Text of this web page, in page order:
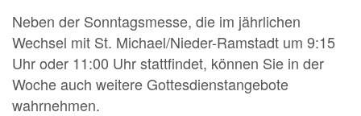
Neben der Sonntagsmesse, die im jährlichen
Wechsel mit St. Michael/Nieder-Ramstadt um 9:15
Uhr oder 11:00 Uhr stattfindet, können Sie in der
Woche auch weitere Gottesdienstangebote
wahrnehmen.